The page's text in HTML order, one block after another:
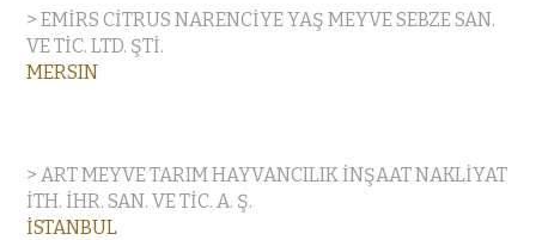
> EMİRS CİTRUS NARENCİYE YAŞ MEYVE SEBZE SAN.
VE TİC. LTD. ŞTİ.
MERSIN
> ART MEYVE TARIM HAYVANCILIK İNŞAAT NAKLİYAT
İTH. İHR. SAN. VE TİC. A. Ş.
İSTANBUL